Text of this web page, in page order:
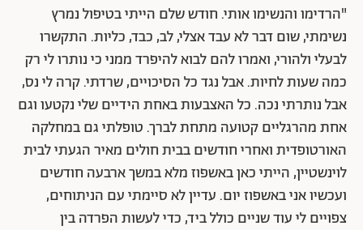
"הרדימו והנשימו אותי. חודש שלם הייתי בטיפול נמרץ
נשימתי, שום דבר לא עבד אצלי, לב, כבד, כליות. התקשרו
לבעלי ולהורי, ואמרו להם לבוא להיפרד ממני כי נותרו לי רק
כמה שעות לחיות. אבל נגד כל הסיכויים, שרדתי. קרה לי נס,
אבל נותרתי נכה. כל האצבעות באחת הידיים שלי נקטעו וגם
אחת מהרגליים קטועה מתחת לברך. טופלתי גם במחלקה
האורטופדית ואחרי חודשים בבית חולים מאיר הגעתי לבית
לוינשטיין, הייתי כאן באשפוז מלא במשך ארבעה חודשים
ועכשיו אני באשפוז יום. עדיין לא סיימתי עם הניתוחים,
צפויים לי עוד שניים כולל ביד, כדי לעשות הפרדה בין